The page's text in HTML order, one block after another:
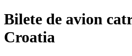
Bilete de avion
Croatia